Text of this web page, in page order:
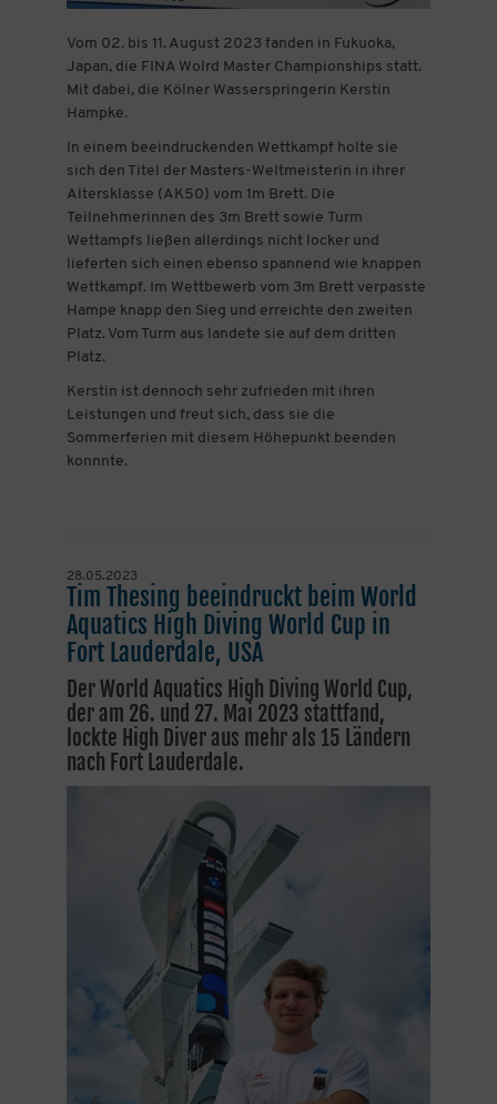
Vom 02. bis 11. August 2023 fanden in Fukuoka,
Japan, die FINA Wolrd Master Championships statt.
Mit dabei, die Kölner Wasserspringerin Kerstin
Hampke.
In einem beeindruckenden Wettkampf holte sie
sich den Titel der Masters-Weltmeisterin in ihrer
Altersklasse (AK50) vom 1m Brett. Die
Teilnehmerinnen des 3m Brett sowie Turm
Wettampfs ließen allerdings nicht locker und
lieferten sich einen ebenso spannend wie knappen
Wettkampf. Im Wettbewerb vom 3m Brett verpasste
Hampe knapp den Sieg und erreichte den zweiten
Platz. Vom Turm aus landete sie auf dem dritten
Platz.
Kerstin ist dennoch sehr zufrieden mit ihren
Leistungen und freut sich, dass sie die
Sommerferien mit diesem Höhepunkt beenden
konnnte.
28.05.2023
Tim Thesing beeindruckt beim World
Aquatics High Diving World Cup in
Fort Lauderdale, USA
Der World Aquatics High Diving World Cup,
der am 26. und 27. Mai 2023 stattfand,
lockte High Diver aus mehr als 15 Ländern
nach Fort Lauderdale.